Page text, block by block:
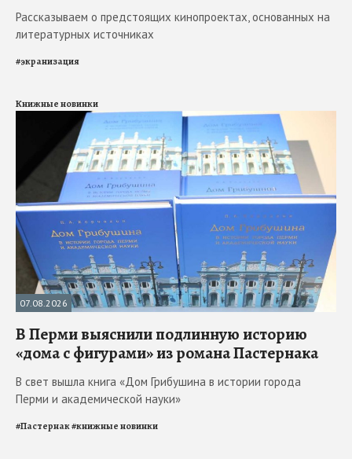
Рассказываем о предстоящих кинопроектах, основанных на
литературных источниках
#экранизация
Книжные новинки
07.08.2026
В Перми выяснили подлинную историю
«дома с фигурами» из романа Пастернака
В свет вышла книга «Дом Грибушина в истории города
Перми и академической науки»
#Пастернак#книжные новинки